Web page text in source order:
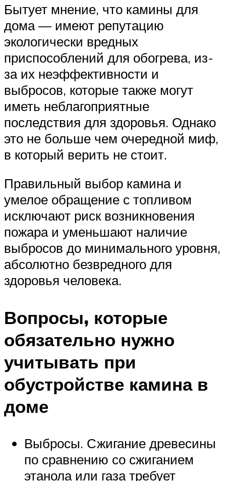
Бытует мнение, что камины для
дома — имеют репутацию
экологически вредных
приспособлений для обогрева, из-
за их неэффективности и
выбросов, которые также могут
иметь неблагоприятные
последствия для здоровья. Однако
это не больше чем очередной миф,
в который верить не стоит.
Правильный выбор камина и
умелое обращение с топливом
исключают риск возникновения
пожара и уменьшают наличие
выбросов до минимального уровня,
абсолютно безвредного для
здоровья человека.
Вопросы, которые
обязательно нужно
учитывать при
обустройстве камина в
доме
Выбросы. Сжигание древесины
по сравнению со сжиганием
этанола или газа требует